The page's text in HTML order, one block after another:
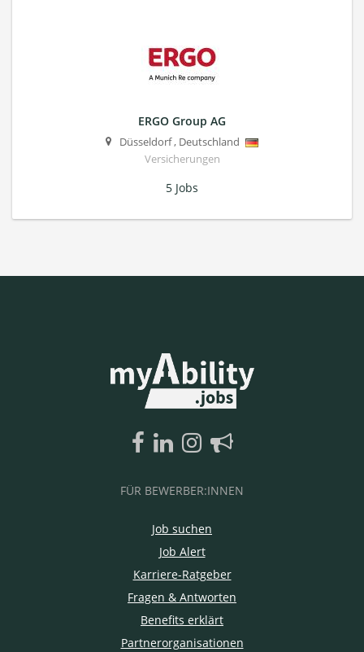
ERGO Group AG
Düsseldorf, Deutschland
Versicherungen
5 Jobs
FÜR BEWERBER:INNEN
Job suchen
Job Alert
Karriere-Ratgeber
Fragen & Antworten
Benefits erklärt
Partnerorganisationen